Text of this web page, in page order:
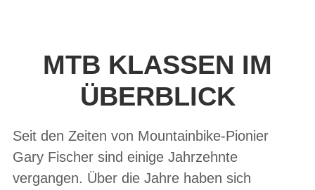
MTB KLASSEN IM
ÜBERBLICK
Seit den Zeiten von Mountainbike-Pionier
Gary Fischer sind einige Jahrzehnte
vergangen. Über die Jahre haben sich